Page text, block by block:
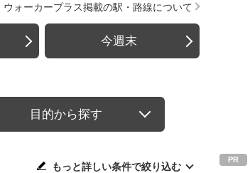
ウォーカープラス掲載の駅・路線について
今週末
目的から探す
もっと詳しい条件で絞り込む